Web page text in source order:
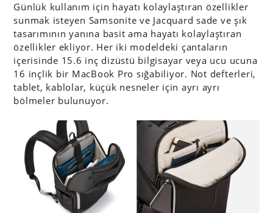
Günlük kullanım için hayatı kolaylaştıran özellikler
sunmak isteyen Samsonite ve Jacquard sade ve şık
tasarımının yanına basit ama hayatı kolaylaştıran
özellikler ekliyor. Her iki modeldeki çantaların
içerisinde 15.6 inç dizüstü bilgisayar veya ucu ucuna
16 inçlik bir MacBook Pro sığabiliyor. Not defterleri,
tablet, kablolar, küçük nesneler için ayrı ayrı
bölmeler bulunuyor.